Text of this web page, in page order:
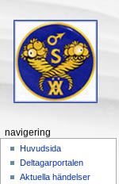
navigering
Huvudsida
Deltagarportalen
Aktuella händelser